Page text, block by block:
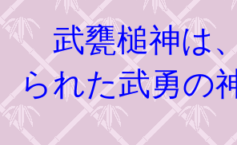
武甕槌神は、
られた武勇の